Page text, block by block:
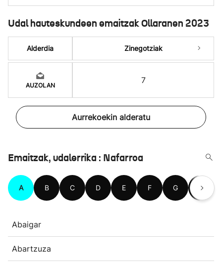
Udal hauteskundeen emaitzak Ollaranen 2023
Alderdia
AUZOLAN
Zinegotziak
7
Aurrekoekin alderatu
Emaitzak, udalerrika : Nafarroa
A B C D E F G H
Abaigar
Abartzuza